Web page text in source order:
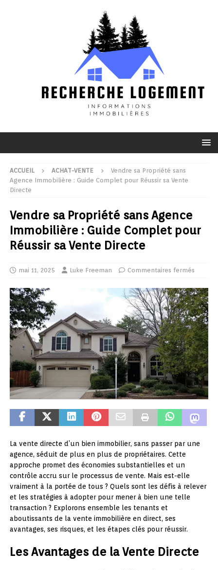
ACCUEIL ACHAT-VENTE
Vendre sa Propriété sans
Agence Immobilière : Guide Complet pour Réussir sa Vente
Directe
Vendre sa Propriété sans Agence
Immobilière : Guide Complet pour
Réussir sa Vente Directe
mai 11, 2025 Luke Freeman Commentaires fermés
La vente directe d’un bien immobilier, sans passer par une
agence, séduit de plus en plus de propriétaires. Cette
approche promet des économies substantielles et un
contrôle accru sur le processus de vente. Mais est-elle
vraiment à la portée de tous ? Quels sont les défis à relever
et les stratégies à adopter pour mener à bien une telle
transaction ? Explorons ensemble les tenants et
aboutissants de la vente immobilière en direct, ses
avantages, ses risques, et les étapes clés pour réussir.
Les Avantages de la Vente Directe